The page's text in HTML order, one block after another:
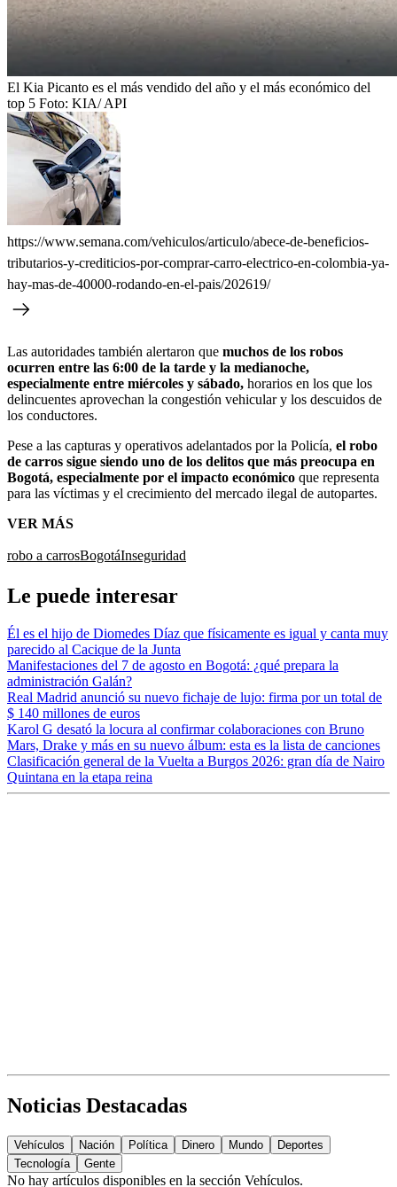
El Kia Picanto es el más vendido del año y el más económico del
top 5 Foto: KIA/ API
https://www.semana.com/vehiculos/articulo/abece-de-beneficios-
tributarios-y-crediticios-por-comprar-carro-electrico-en-colombia-ya-
hay-mas-de-40000-rodando-en-el-pais/202619/
Las autoridades también alertaron que muchos de los robos
ocurren entre las 6:00 de la tarde y la medianoche,
especialmente entre miércoles y sábado, horarios en los que los
delincuentes aprovechan la congestión vehicular y los descuidos de
los conductores.
Pese a las capturas y operativos adelantados por la Policía, el robo
de carros sigue siendo uno de los delitos que más preocupa en
Bogotá, especialmente por el impacto económico que representa
para las víctimas y el crecimiento del mercado ilegal de autopartes.
VER MÁS
robo a carrosBogotáInseguridad
Le puede interesar
Él es el hijo de Diomedes Díaz que físicamente es igual y canta muy
parecido al Cacique de la Junta
Manifestaciones del 7 de agosto en Bogotá: ¿qué prepara la
administración Galán?
Real Madrid anunció su nuevo fichaje de lujo: firma por un total de
$ 140 millones de euros
Karol G desató la locura al confirmar colaboraciones con Bruno
Mars, Drake y más en su nuevo álbum: esta es la lista de canciones
Clasificación general de la Vuelta a Burgos 2026: gran día de Nairo
Quintana en la etapa reina
Noticias Destacadas
Vehículos Nación Política Dinero Mundo
Deportes
Tecnología
Gente
No hay artículos disponibles en la sección Vehículos.